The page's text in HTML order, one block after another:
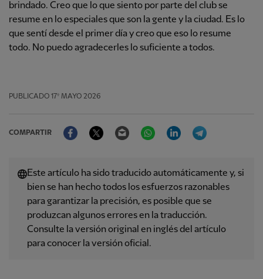
brindado. Creo que lo que siento por parte del club se
resume en lo especiales que son la gente y la ciudad. Es lo
que sentí desde el primer día y creo que eso lo resume
todo. No puedo agradecerles lo suficiente a todos.
PUBLICADO 17º MAYO 2026
COMPARTIR
FacebookTwitter Email WhatsAppLinkedIn
Este artículo ha sido traducido automáticamente y, si
bien se han hecho todos los esfuerzos razonables
para garantizar la precisión, es posible que se
produzcan algunos errores en la traducción.
Consulte la versión original en inglés del artículo
para conocer la versión oficial.